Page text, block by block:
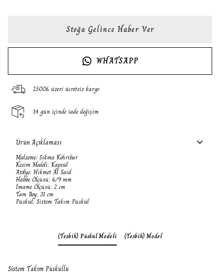
Stoğa Gelince Haber Ver
WHATSAPP
2500₺ üzeri ücretsiz kargo
14 gün içinde iade değişim
Ürün Açıklaması
Malzeme: Sıkma Kehribar
Kesim Modeli: Kapsül
Atölye: Hikmet Al Said
Habbe Ölçüsü: 6/9 mm
İmame Ölçüsü: 2 cm
Tam Boy: 31 cm
Püskül: Sistem Takım Püskül
(Tesbih) Püskül Modeli (Tesbih) Model
Sistem Takım Püsküllü